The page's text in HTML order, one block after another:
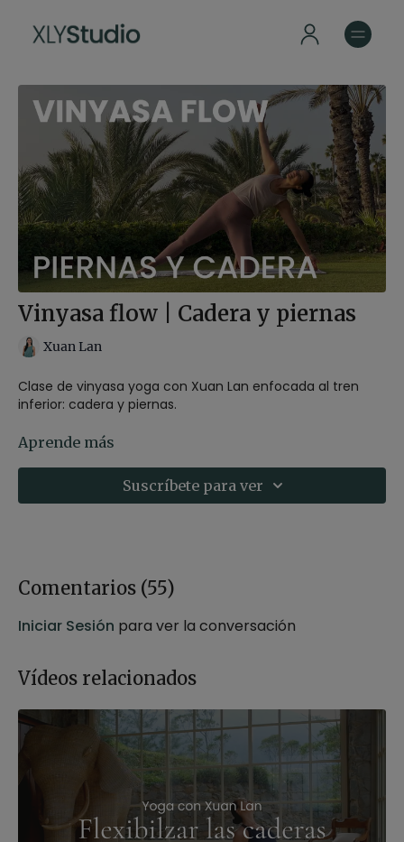
Vinyasa flow | Cadera y piernas
Xuan Lan
Clase de vinyasa yoga con Xuan Lan enfocada al tren
inferior: cadera y piernas.
Con ejercicios para flexibilizar y fortalecer esta zona.
Lugar: Las Terrazas de Abama, Tenerife
Aprende más
Suscríbete para ver
Comentarios (55)
Iniciar Sesión para ver la conversación
Vídeos relacionados